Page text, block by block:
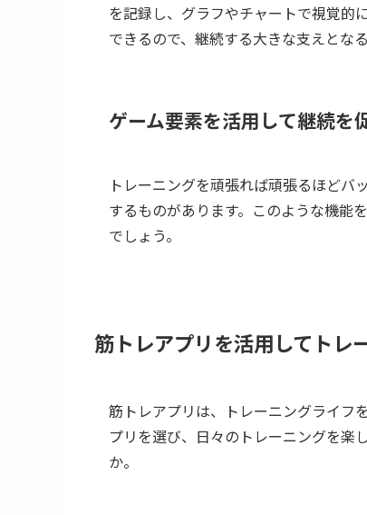
を記録し、グラフやチャートで視覚的
できるので、継続する大きな支えとなる
ゲーム要素を活用して継続を
トレーニングを頑張れば頑張るほどバ
するものがあります。このような機能
でしょう。
筋トレアプリを活用してトレ
筋トレアプリは、トレーニングライフ
プリを選び、日々のトレーニングを楽
か。